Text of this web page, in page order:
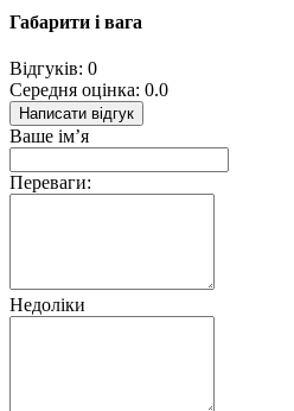
Габарити і вага
Відгуків: 0
Середня оцінка: 0.0
Написати відгук
Ваше ім’я
Переваги:
Недоліки